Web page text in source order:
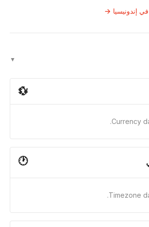
إندونيسيا →
▼
💱
Currency
🕐
Timezone